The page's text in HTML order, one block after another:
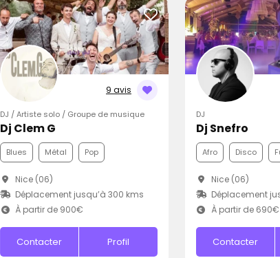
9 avis
DJ / Artiste solo / Groupe de musique
Dj Clem G
Blues Métal Pop
Nice (06)
Déplacement jusqu’à 300 kms
À partir de 900€
Contacter Profil
DJ
Dj Snefro
Afro Disco
Nice (06)
Déplacement
À partir de 690€
Contacter